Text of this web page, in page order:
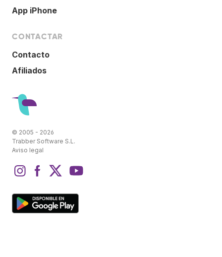
App iPhone
CONTACTAR
Contacto
Afiliados
© 2005 - 2026
Trabber Software S.L.
Aviso legal